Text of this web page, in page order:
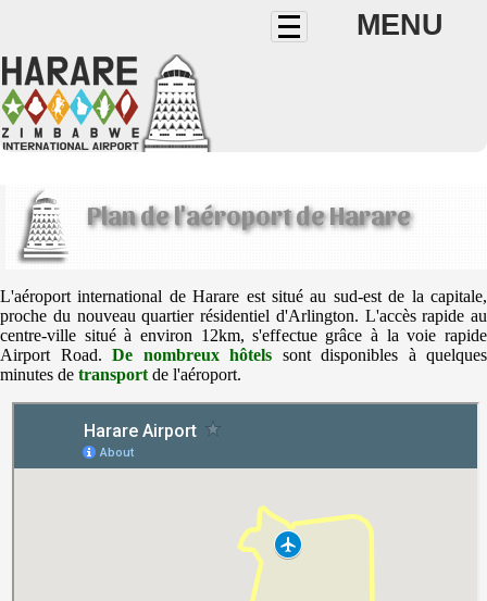
MENU
Plan de l'aéroport de Harare
L'aéroport international de Harare est situé au sud-est de la capitale,
proche du nouveau quartier résidentiel d'Arlington. L'accès rapide au
centre-ville situé à environ 12km, s'effectue grâce à la voie rapide
Airport Road. De nombreux hôtels sont disponibles à quelques
minutes de transport de l'aéroport.